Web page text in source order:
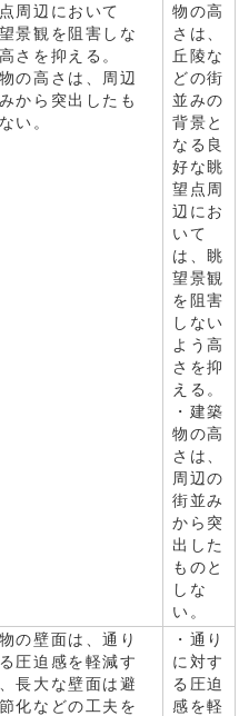
周辺において
景観を阻害しな
さを抑える。
の高さは、周辺
から突出したも
い。
物の高
さは、
丘陵な
どの街
並みの
背景と
なる良
好な眺
望点周
辺にお
いて
は、眺
望景観
を阻害
しない
よう高
さを抑
える。
・建築
物の高
さは、
周辺の
街並み
から突
出した
ものと
しな
い。
の壁面は、通り
圧迫感を軽減す
長大な壁面は避
化などの工夫を
・通り
に対す
る圧迫
感を軽